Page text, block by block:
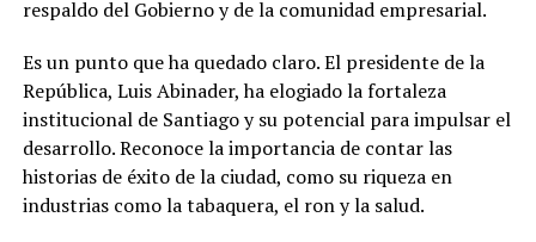
respaldo del Gobierno y de la comunidad empresarial.
Es un punto que ha quedado claro. El presidente de la
República, Luis Abinader, ha elogiado la fortaleza
institucional de Santiago y su potencial para impulsar el
desarrollo. Reconoce la importancia de contar las
historias de éxito de la ciudad, como su riqueza en
industrias como la tabaquera, el ron y la salud.